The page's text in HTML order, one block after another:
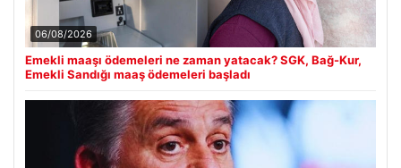
06/08/2026
Emekli maaşı ödemeleri ne zaman yatacak? SGK, Bağ-Kur,
Emekli Sandığı maaş ödemeleri başladı